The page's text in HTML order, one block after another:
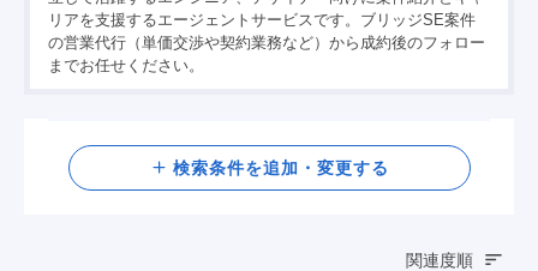
リアを支援するエージェントサービスです。ブリッジSE案件
の営業代行（単価交渉や契約業務など）から成約後のフォロー
までお任せください。
検索
検索条件を追加・変更する
関連度順